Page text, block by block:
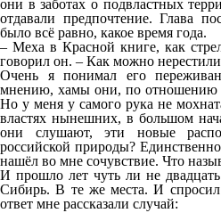
они в заботах о подвластных
отдавали предпочтение. Глава
было всё равно, какое время года.
– Меха в Красной книге, как
говорил он. – Как можно
Очень я понимал его
мнению, хамы они, по отношению
Но у меня у самого рука не
властях нынешних, в большом
они слушают, эти новые
российской природы?
нашёл во мне сочувствие. Что
И прошло лет чуть ли не
Сибирь. В те же места. И
ответ мне рассказали случай: